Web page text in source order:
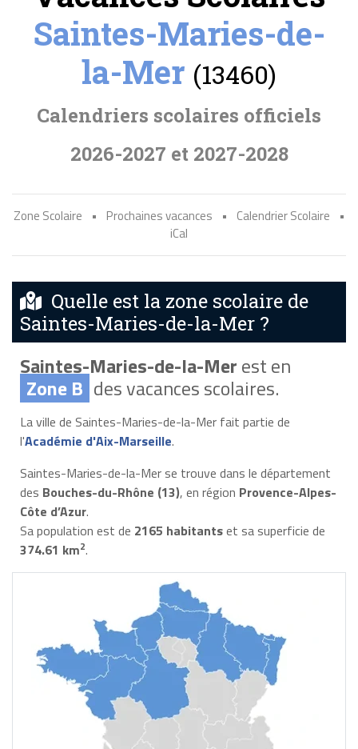
Saintes-Maries-de-
la-Mer (13460)
Calendriers scolaires officiels
2026-2027 et 2027-2028
Zone Scolaire • Prochaines vacances • Calendrier Scolaire
•
iCal
Quelle est la zone scolaire de
Saintes-Maries-de-la-Mer ?
Saintes-Maries-de-la-Merest en
Zone B des vacances scolaires.
La ville de Saintes-Maries-de-la-Mer fait partie de
l'Académie d'Aix-Marseille.
Saintes-Maries-de-la-Mer se trouve dans le département
des Bouches-du-Rhône (13), en région Provence-Alpes-
Côte d’Azur.
Sa population est de 2165 habitantset sa superficie de
374.61 km2.